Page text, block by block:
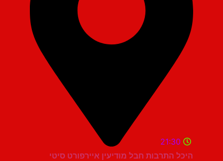
היכל התרבות חבל מודיעין איירפורט סיטי
21:30